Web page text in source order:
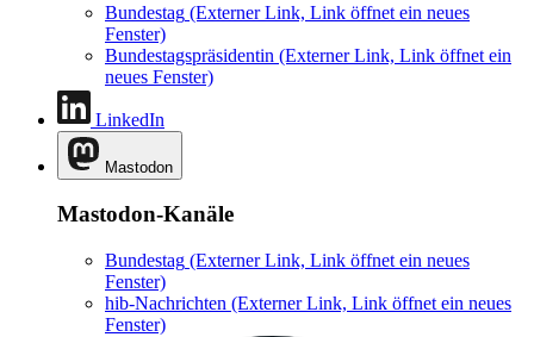
Bundestag (Externer Link, Link öffnet ein neues
Fenster)
Bundestagspräsidentin (Externer Link, Link öffnet ein
neues Fenster)
LinkedIn
Mastodon
Mastodon-Kanäle
Bundestag (Externer Link, Link öffnet ein neues
Fenster)
hib-Nachrichten (Externer Link, Link öffnet ein neues
Fenster)